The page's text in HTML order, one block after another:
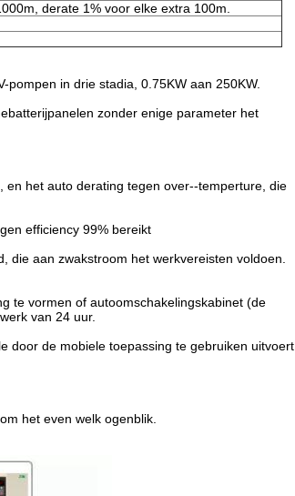
derate 1% voor elke extra 100m.
pompen in drie stadia, 0.75KW aan 250KW.
zonder enige parameter het
en het auto derating tegen over--temperture, die
efficiency 99% bereikt
aan zwakstroom het werkvereisten voldoen.
te vormen of autoomschakelingskabinet (de
van 24 uur.
door de mobiele toepassing te gebruiken uitvoert.
het even welk ogenblik.